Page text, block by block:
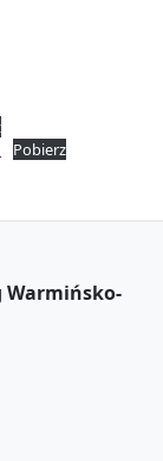
Pobierz
Warmińsko-